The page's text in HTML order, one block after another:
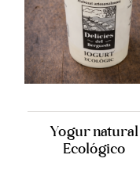
Yogur natural
Ecológico